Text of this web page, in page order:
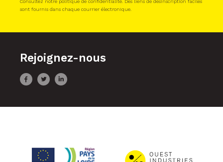
Consultez notre politique de confidentialité. Des liens de désinscription faciles
sont fournis dans chaque courrier électronique.
Rejoignez-nous